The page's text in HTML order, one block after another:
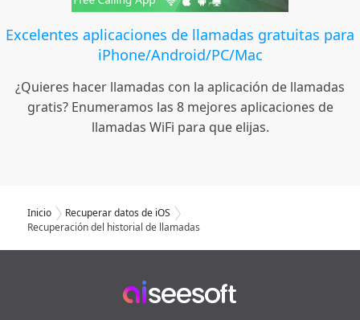
Excelentes aplicaciones de llamadas gratuitas para
iPhone/Android/PC/Mac
¿Quieres hacer llamadas con la aplicación de llamadas
gratis? Enumeramos las 8 mejores aplicaciones de
llamadas WiFi para que elijas.
Inicio
Recuperar datos de iOS
Recuperación del historial de llamadas